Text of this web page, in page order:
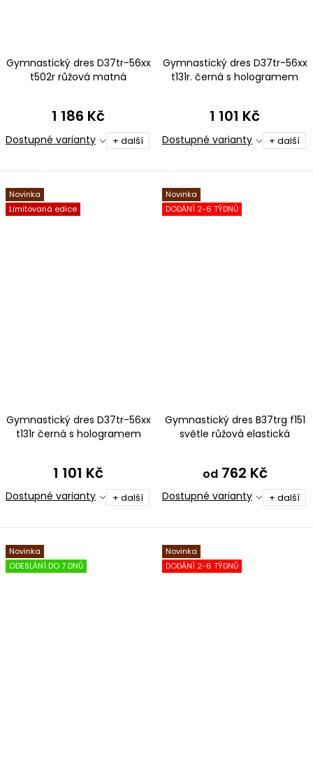
Gymnastický dres D37tr-56xx
t502r růžová matná
1 186 Kč
Dostupné varianty + další
Gymnastický dres D37tr-56xx
t131r. černá s hologramem
1 101 Kč
Dostupné varianty + další
Novinka
Limitovaná edice
Gymnastický dres D37tr-56xx
t131r černá s hologramem
1 101 Kč
Dostupné varianty + další
Novinka
DODÁNÍ 2-6 TÝDNŮ
Gymnastický dres B37trg f151
světle růžová elastická
od762 Kč
Dostupné varianty + další
Novinka
ODESLÁNÍ DO 7 DNŮ
Novinka
DODÁNÍ 2-6 TÝDNŮ